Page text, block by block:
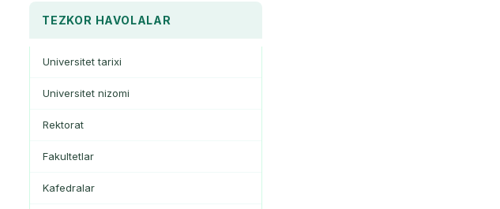
TEZKOR HAVOLALAR
Universitet tarixi
Universitet nizomi
Rektorat
Fakultetlar
Kafedralar